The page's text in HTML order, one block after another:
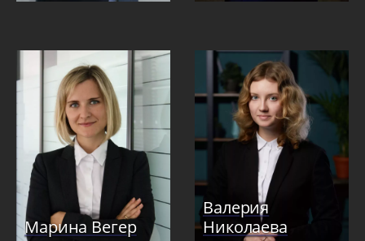
Марина Вегер
Валерия
Николаева